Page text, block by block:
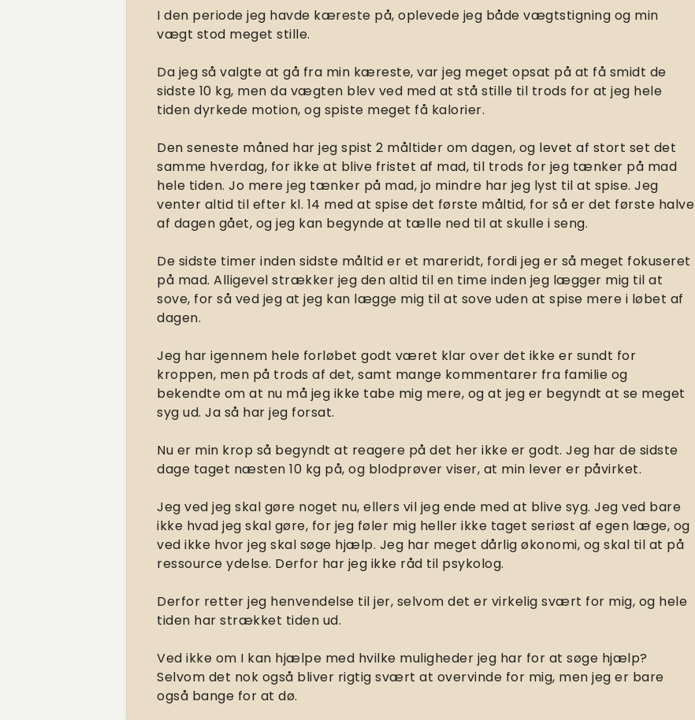
I den periode jeg havde kæreste på, oplevede jeg både vægtstigning og min
vægt stod meget stille.
Da jeg så valgte at gå fra min kæreste, var jeg meget opsat på at få smidt de
sidste 10 kg, men da vægten blev ved med at stå stille til trods for at jeg hele
tiden dyrkede motion, og spiste meget få kalorier.
Den seneste måned har jeg spist 2 måltider om dagen, og levet af stort set det
samme hverdag, for ikke at blive fristet af mad, til trods for jeg tænker på mad
hele tiden. Jo mere jeg tænker på mad, jo mindre har jeg lyst til at spise. Jeg
venter altid til efter kl. 14 med at spise det første måltid, for så er det første halve
af dagen gået, og jeg kan begynde at tælle ned til at skulle i seng.
De sidste timer inden sidste måltid er et mareridt, fordi jeg er så meget fokuseret
på mad. Alligevel strækker jeg den altid til en time inden jeg lægger mig til at
sove, for så ved jeg at jeg kan lægge mig til at sove uden at spise mere i løbet af
dagen.
Jeg har igennem hele forløbet godt været klar over det ikke er sundt for
kroppen, men på trods af det, samt mange kommentarer fra familie og
bekendte om at nu må jeg ikke tabe mig mere, og at jeg er begyndt at se meget
syg ud. Ja så har jeg forsat.
Nu er min krop så begyndt at reagere på det her ikke er godt. Jeg har de sidste
dage taget næsten 10 kg på, og blodprøver viser, at min lever er påvirket.
Jeg ved jeg skal gøre noget nu, ellers vil jeg ende med at blive syg. Jeg ved bare
ikke hvad jeg skal gøre, for jeg føler mig heller ikke taget seriøst af egen læge, og
ved ikke hvor jeg skal søge hjælp. Jeg har meget dårlig økonomi, og skal til at på
ressource ydelse. Derfor har jeg ikke råd til psykolog.
Derfor retter jeg henvendelse til jer, selvom det er virkelig svært for mig, og hele
tiden har strækket tiden ud.
Ved ikke om I kan hjælpe med hvilke muligheder jeg har for at søge hjælp?
Selvom det nok også bliver rigtig svært at overvinde for mig, men jeg er bare
også bange for at dø.